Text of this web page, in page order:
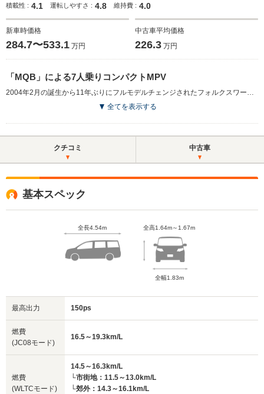
積載性 : 4.1 運転しやすさ : 4.8 維持費 : 4.0
新車時価格
284.7〜533.1 万円
中古車平均価格
226.3 万円
「MQB」による7人乗りコンパクトMPV
2004年2月の誕生から11年ぶりにフルモデルチェンジされたフォルクスワーゲンの7人乗りコンパクトMPV。最新の生産方式「MQB」を採用し、全長とホイールベースを延長。よりスタイリッシュなプロポーションが実現された。室内空間も拡大し、工夫がこらされたシートアレンジも加わり、利便性が向上された。また、アダプティブクルーズコントロールなどの、安全運転支援システムの採用などで、欧州の自動車安全評価である2015ユーロNCAPで5つ星を獲得。エンジンは最高出力150ps／最大トルク250N・mを発生するオールアルミ製の1.4LTSIで、7速DSGとの組み合わせにより燃費性能が従来型比＋3.5km/Lの18.5km/Lへと改善されている（2016.2）
全てを表示する
クチコミ 中古車
基本スペック
全長4.54m 全高1.64m～1.67m
全幅1.83m
最高出力 150ps
燃費
(JC08モード)
16.5～19.3km/L
燃費
(WLTCモード)
14.5～16.3km/L
└市街地：11.5～13.0km/L
└郊外：14.3～16.1km/L